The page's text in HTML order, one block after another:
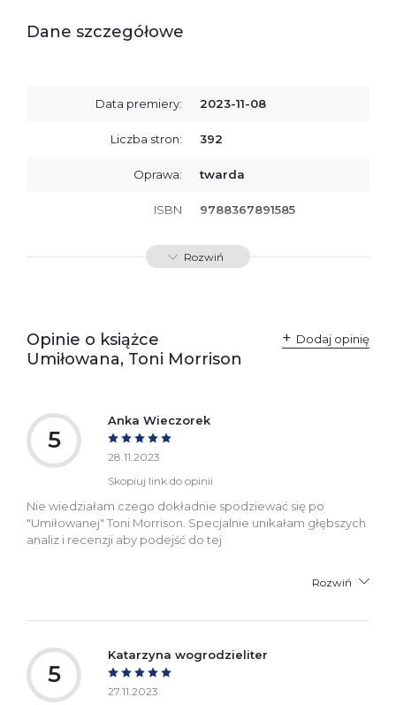
Dane szczegółowe
Data premiery: 2023-11-08
Liczba stron: 392
Oprawa: twarda
ISBN 9788367891585
SKU: K800571
Rozwiń
Opinie o książce
Umiłowana, Toni Morrison
Dodaj opinię
5
Anka Wieczorek
28.11.2023
Skopiuj link do opinii
Nie wiedziałam czego dokładnie spodziewać się po
"Umiłowanej" Toni Morrison. Specjalnie unikałam głębszych
analiz i recenzji aby podejść do tej
Rozwiń
5
Katarzyna wogrodzieliter
27.11.2023